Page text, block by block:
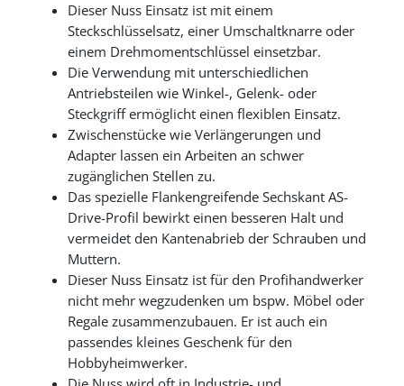
Dieser Nuss Einsatz ist mit einem
Steckschlüsselsatz, einer Umschaltknarre oder
einem Drehmomentschlüssel einsetzbar.
Die Verwendung mit unterschiedlichen
Antriebsteilen wie Winkel-, Gelenk- oder
Steckgriff ermöglicht einen flexiblen Einsatz.
Zwischenstücke wie Verlängerungen und
Adapter lassen ein Arbeiten an schwer
zugänglichen Stellen zu.
Das spezielle Flankengreifende Sechskant AS-
Drive-Profil bewirkt einen besseren Halt und
vermeidet den Kantenabrieb der Schrauben und
Muttern.
Dieser Nuss Einsatz ist für den Profihandwerker
nicht mehr wegzudenken um bspw. Möbel oder
Regale zusammenzubauen. Er ist auch ein
passendes kleines Geschenk für den
Hobbyheimwerker.